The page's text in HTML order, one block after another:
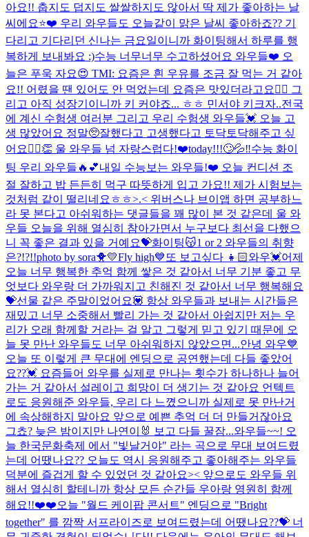
아요!! 춥지도 덥지도 쌀쌀하지도 않아서 딱 제가 좋아하는 날
씨에요⭐️❤️ 우리 와우들도 오늘같이 맑은 날씨 좋아하죠?? 기
다리고 기다리던 신나는 금요일이니까 화이팅해서 하루를 행
복하게 보내봐요 :)수능 너무너무 수고하셨어요 와우들❤️ 오
늘은 푸욱 자요😍 TMI: 요즘은 흰 우유를 조금 잘 먹는 거 같아
요!! 어렸을 땐 있어도 안 먹었는데 요즘은 맛있더라고요👍🏻 그
리고 아직 성장기이니까 키 커야죠... ㅎㅎ 민서야 키크자..전국
에 계신 수험생 여러분 그리고 우리 수험생 와우들💓 오늘 고
생 많았어요 정말🥺잘했다고 고생했다고 토닥토닥해주고 싶
어요🙆‍♀️👏 울 와우들 넘 자랑스럽다!❤️today!!!🙄💦‼️수능 화이
팅 우리 와우들🔥💕내일 수능보는 와우들!❤️ 오늘 컨디션 조
절 잘하고 밥 든든히 먹구 따뜻하게 입고 가요!! 제가 시험보는
것처럼 같이 떨리네요ㅎㅎ>.< 위버스나 브이앱 하면 공부하느
라 못 본다고 아쉬워하는 댓글들을 꽤 많이 본 것 같은데 울 와
우들 오늘을 위해 열심히 참아가면서 누구보다 최선을 다했으
니 꼭 좋은 결과 있을 거예요💝화이팅😽1 or 2 와우들의 취향
은?!?!!photo by sora🐥💛Fly high💙 또 보고싶다 👧🏻와우💓어제
오늘 너무 행복한 추억 함께 쌓은 것 같아서 너무 기분 좋고 무
엇보다 와우랑 더 가까워지고 친해진 것 같아서 너무 행복해요
💝선물 같은 주말이었어요💟 항상 와우들과 보내는 시간들은
재밌고 너무 소중해서 빨리 가는 것 같아서 아쉽지만 저는 우
리가 오래 함께할 거라는 걸 알고 그렇게 믿고 있기 때문에 오
늘 못 만난 와우들도 너무 아쉬워하지 않았으면...안녕 와우💙
오늘 또 이렇게 큰 무대에 엔딩으로 공연했는데 다들 좋았어
요??💓 요즘들어 와우를 실제로 만나는 횟수가 하나하나 늘어
가는 거 같아서 설레이고 희망이 더 생기는 것 같아요 언텍트
로도 응원해준 와우들, 우리 다 느꼈으니까 실제로 못 만난거
에 속상해하지 말아요 앞으로 예쁜 추억 더 더 만들거잖아요
그쵸? 늦은 밤이지만 나연이🐰 보고 다들 꿀잠...와우들~~! 오
늘 한국문화축제 에서 "빛날거야" 라는 곡으로 무대 보여드렸
는데 어땠나요?? 오늘도 역시 응원해주고 좋아해주는 와우들
덕분에 즐겁게 할 수 있었던 것 같아요>< 앞으로도 와우들 위
해서 열심히 할테니까 항상 모든 순간들 우아랑 영원히 함께
해요!!❤️❤️오늘 "월드 케이팝 콘서트" 엔딩으로 "Bright
together" 를 깜짝 서프라이즈로 보여드렸는데 어땠나요??💝 너